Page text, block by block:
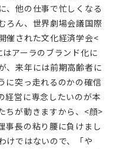
、他の仕事で忙しくなる
ろん、世界劇場会議国際
催された文化経済学会<
アーラのブランド化に
、来年には前期高齢者に
に突っ走れるのかの確信
経営に専念したいのが本
ちが動きますから、<顔>
事長の粘り腰に負けまし
けではないので、「や